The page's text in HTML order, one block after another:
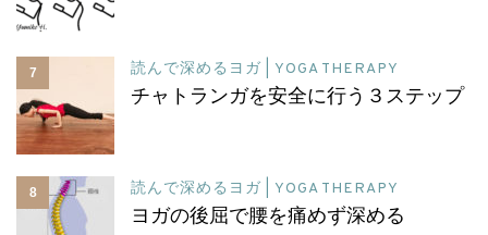
7 読んで深めるヨガ | YOGA THERAPY
チャトランガを安全に行う３ステップ
8 読んで深めるヨガ | YOGA THERAPY
ヨガの後屈で腰を痛めず深める